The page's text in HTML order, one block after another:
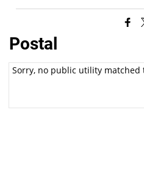
Postal
Sorry, no public utility matched